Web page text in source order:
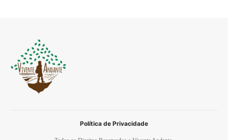
Política de Privacidade